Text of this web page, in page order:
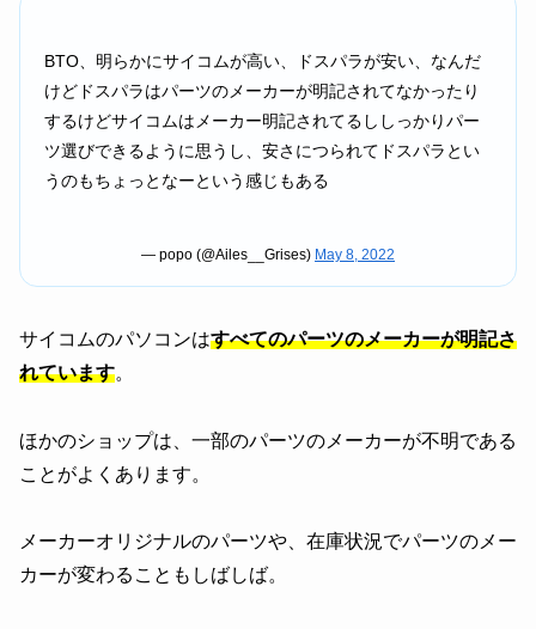
BTO、明らかにサイコムが高い、ドスパラが安い、なんだ
けどドスパラはパーツのメーカーが明記されてなかったり
するけどサイコムはメーカー明記されてるししっかりパー
ツ選びできるように思うし、安さにつられてドスパラとい
うのもちょっとなーという感じもある
— popo (@Ailes__Grises) May 8, 2022
サイコムのパソコンはすべてのパーツのメーカーが明記さ
れています。
ほかのショップは、一部のパーツのメーカーが不明である
ことがよくあります。
メーカーオリジナルのパーツや、在庫状況でパーツのメー
カーが変わることもしばしば。